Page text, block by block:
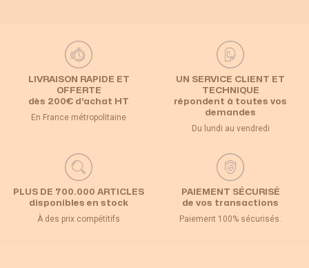
LIVRAISON RAPIDE ET
OFFERTE
dès 200€ d’achat HT
En France métropolitaine
UN SERVICE CLIENT ET
TECHNIQUE
répondent à toutes vos
demandes
Du lundi au vendredi
PLUS DE 700.000 ARTICLES
disponibles en stock
À des prix compétitifs
PAIEMENT SÉCURISÉ
de vos transactions
Paiement 100% sécurisés.